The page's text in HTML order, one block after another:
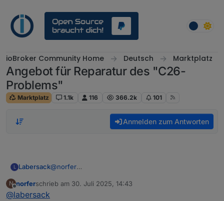
ioBroker Community Home Deutsch Marktplatz
Angebot für Reparatur des "C26-
Problems"
Marktplatz 1.1k 116 366.2k 101
Anmelden zum Antworten
L Labersack@norfer
N
Offline
norferschrieb am 30. Juli 2025, 14:43
zuletzt editiert von
@labersack